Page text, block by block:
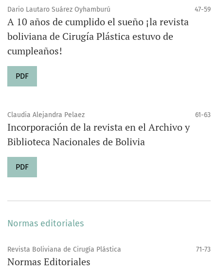
Dario Lautaro Suárez Oyhamburú 47-59
A 10 años de cumplido el sueño ¡la revista
boliviana de Cirugía Plástica estuvo de
cumpleaños!
PDF
Claudia Alejandra Pelaez 61-63
Incorporación de la revista en el Archivo y
Biblioteca Nacionales de Bolivia
PDF
Normas editoriales
Revista Boliviana de Cirugía Plástica 71-73
Normas Editoriales